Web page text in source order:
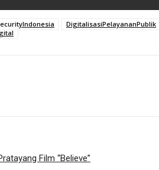
DigitalisasiPelayananPublik
Film “Believe”